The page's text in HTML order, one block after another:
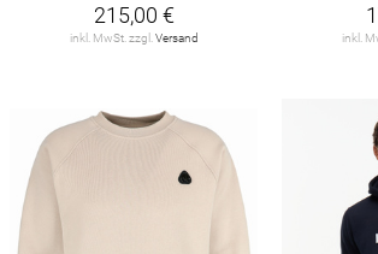
215,00 €
inkl. MwSt. zzgl. Versand inkl.